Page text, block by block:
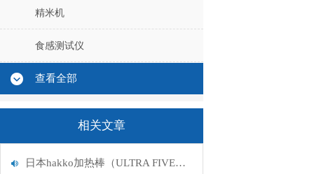
精米机
食感测试仪
查看全部
相关文章
日本hakko加热棒（ULTRA FIVE）的特点